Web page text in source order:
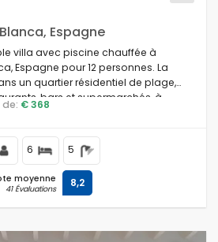
Espagne
villa avec piscine chauffée à
Espagne pour 12 personnes. La
un quartier résidentiel de plage,
bars et supermarchés, à
Cala Andrago et à 0,5 km de la
de: € 368
6 5
moyenne
41 Évaluations 8,2